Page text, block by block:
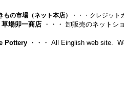
もの市場（ネット本店） ・・・クレジット
場卯一商店 ・・・ 卸販売のネットシ
Pottery ・・・ All Einglish web site.